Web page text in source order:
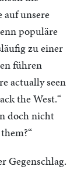
unsere
populäre
zu einer
führen
actually seen
the West.“
doch nicht
Gegenschlag.